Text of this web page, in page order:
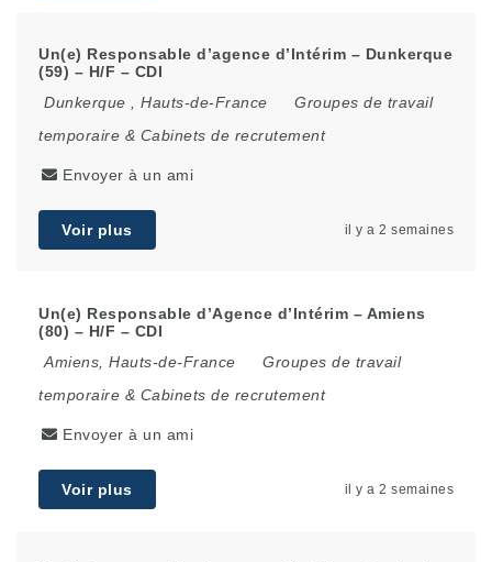
Un(e) Responsable d’agence d’Intérim – Dunkerque
(59) – H/F – CDI
Dunkerque
Hauts-de-France
Groupes de travail
temporaire & Cabinets de recrutement
Envoyer à un ami
Voir plus il y a 2 semaines
Un(e) Responsable d’Agence d’Intérim – Amiens
(80) – H/F – CDI
Amiens Hauts-de-France
Groupes de travail
temporaire & Cabinets de recrutement
Envoyer à un ami
Voir plus il y a 2 semaines